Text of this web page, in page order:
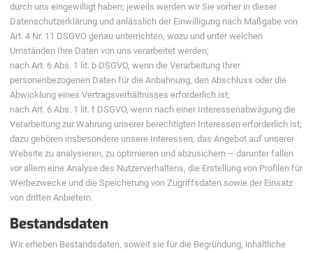
durch uns eingewilligt haben; jeweils werden wir Sie vorher in dieser
Datenschutzerklärung und anlässlich der Einwilligung nach Maßgabe von
Art. 4 Nr. 11 DSGVO genau unterrichten, wozu und unter welchen
Umständen Ihre Daten von uns verarbeitet werden;
nach Art. 6 Abs. 1 lit. b DSGVO, wenn die Verarbeitung Ihrer
personenbezogenen Daten für die Anbahnung, den Abschluss oder die
Abwicklung eines Vertragsverhältnisses erforderlich ist;
nach Art. 6 Abs. 1 lit. f DSGVO, wenn nach einer Interessenabwägung die
Verarbeitung zur Wahrung unserer berechtigten Interessen erforderlich ist;
dazu gehören insbesondere unsere Interessen, das Angebot auf unserer
Website zu analysieren, zu optimieren und abzusichern – darunter fallen
vor allem eine Analyse des Nutzerverhaltens, die Erstellung von Profilen für
Werbezwecke und die Speicherung von Zugriffsdaten sowie der Einsatz
von dritten Anbietern.
Bestandsdaten
Wir erheben Bestandsdaten, soweit sie für die Begründung, inhaltliche